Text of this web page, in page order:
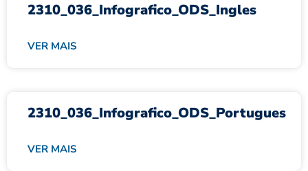
2310_036_Infografico_ODS_Ingles
VER MAIS
2310_036_Infografico_ODS_Portugues
VER MAIS